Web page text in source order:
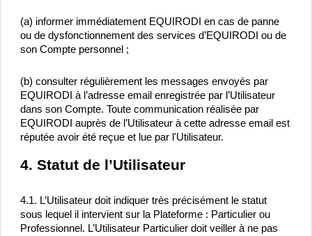
(a) informer immédiatement EQUIRODI en cas de panne
ou de dysfonctionnement des services d’EQUIRODI ou de
son Compte personnel ;
(b) consulter régulièrement les messages envoyés par
EQUIRODI à l’adresse email enregistrée par l’Utilisateur
dans son Compte. Toute communication réalisée par
EQUIRODI auprès de l’Utilisateur à cette adresse email est
réputée avoir été reçue et lue par l'Utilisateur.
4. Statut de l’Utilisateur
4.1. L’Utilisateur doit indiquer très précisément le statut
sous lequel il intervient sur la Plateforme : Particulier ou
Professionnel. L’Utilisateur Particulier doit veiller à ne pas